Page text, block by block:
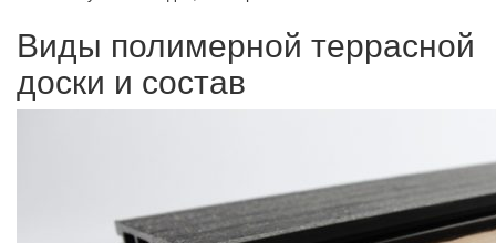
Виды полимерной террасной
доски и состав